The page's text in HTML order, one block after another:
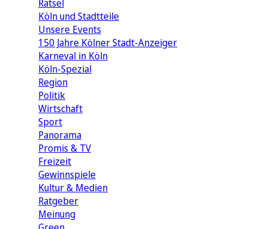
Rätsel
Köln und Stadtteile
Unsere Events
150 Jahre Kölner Stadt-Anzeiger
Karneval in Köln
Köln-Spezial
Region
Politik
Wirtschaft
Sport
Panorama
Promis & TV
Freizeit
Gewinnspiele
Kultur & Medien
Ratgeber
Meinung